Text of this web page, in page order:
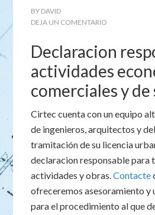
BY DAVID
DEJA UN COMENTARIO
Declaracion
actividades
comerciales y
Cirtec cuenta con un equipo
de ingenieros, arquitectos y
tramitación de su licencia
declaracion responsable para
actividades y obras.Contacte
ofreceremos asesoramiento y
para el procedimiento al que